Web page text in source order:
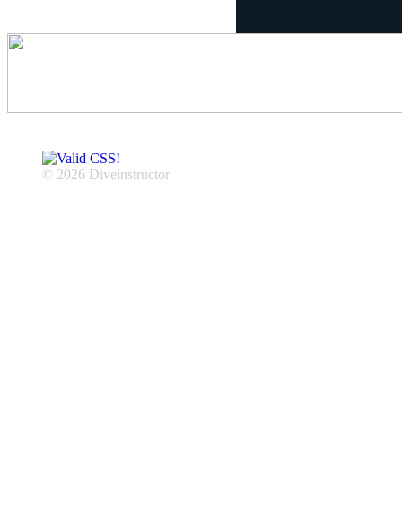
© 2026 Diveinstructor